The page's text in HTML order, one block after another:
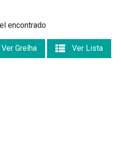
encontrado
Ver Grelha Ver Lista